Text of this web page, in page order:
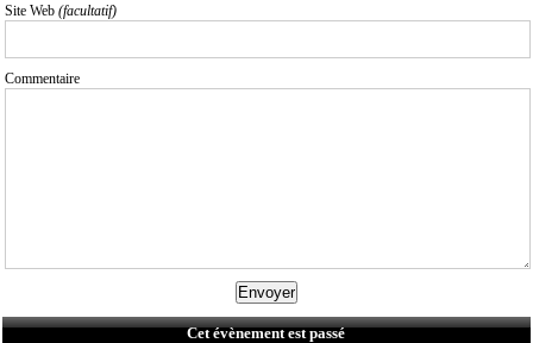
Site Web (facultatif)
Commentaire
Cet évènement est passé